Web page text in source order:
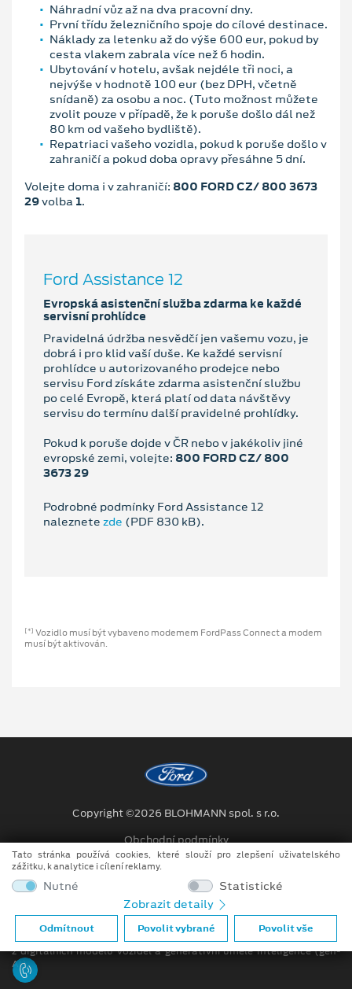
Náhradní vůz až na dva pracovní dny.
První třídu železničního spoje do cílové destinace.
Náklady za letenku až do výše 600 eur, pokud by
cesta vlakem zabrala více než 6 hodin.
Ubytování v hotelu, avšak nejdéle tři noci, a
nejvýše v hodnotě 100 eur (bez DPH, včetně
snídaně) za osobu a noc. (Tuto možnost můžete
zvolit pouze v případě, že k poruše došlo dál než
80 km od vašeho bydliště).
Repatriaci vašeho vozidla, pokud k poruše došlo v
zahraničí a pokud doba opravy přesáhne 5 dní.
Volejte doma i v zahraničí: 800 FORD CZ/ 800 3673
29volba 1.
Ford Assistance 12
Evropská asistenční služba zdarma ke každé
servisní prohlídce
Pravidelná údržba nesvědčí jen vašemu vozu, je
dobrá i pro klid vaší duše. Ke každé servisní
prohlídce u autorizovaného prodejce nebo
servisu Ford získáte zdarma asistenční službu
po celé Evropě, která platí od data návštěvy
servisu do termínu další pravidelné prohlídky.
Pokud k poruše dojde v ČR nebo v jakékoliv jiné
evropské zemi, volejte: 800 FORD CZ/ 800
3673 29
Podrobné podmínky Ford Assistance 12
naleznete zde (PDF 830 kB).
[*]
Vozidlo musí být vybaveno modemem FordPass Connect a modem
musí být aktivován.
Copyright ©2026 BLOHMANN spol. s r.o.
Obchodní podmínky
Ochrana osobních údajů
Prohlášení o zpracování údajů konečných zákazníků
Při tvorbě videí a obrázků na tomto webu je využíváno kombinace
tradičních fotografií či videí, počítačem generovaných snímků (CGI)
z digitálních modelů vozidel a generativní umělé inteligence (gen-
AI).
Tato stránka používá cookies, které slouží pro zlepšení uživatelského
zážitku, k analytice i cílení reklamy.
Nutné
Statistické
Zobrazit detaily
Odmítnout Povolit vybrané Povolit vše